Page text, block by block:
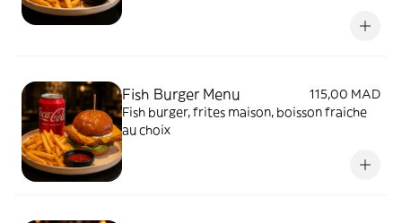
Fish Burger Menu
115,00 MAD
Fish burger, frites maison, boisson fraiche
au choix